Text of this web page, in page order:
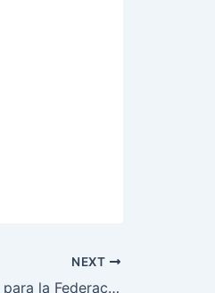
NEXT
¡Triunfo histórico para la Federación!